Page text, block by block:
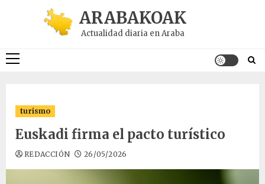
ARABAKOAK
Actualidad diaria en Araba
Menú
turismo
Euskadi firma el pacto turístico
REDACCIÓN 26/05/2026